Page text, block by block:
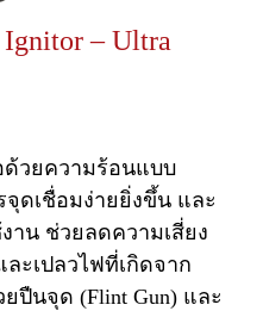
– Ultra
ด้วยความร้อนแบบ
ดเชื่อมง่ายยิ่งขึ้น และ
าน ช่วยลดความเสี่ยง
ะเปลวไฟที่เกิดจาก
ปืนจุด (Flint Gun) และ